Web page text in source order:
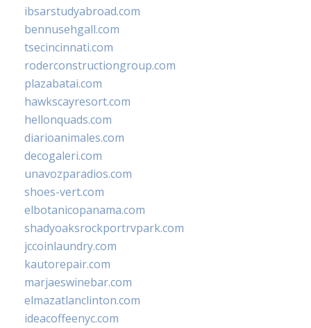
ibsarstudyabroad.com
bennusehgall.com
tsecincinnati.com
roderconstructiongroup.com
plazabatai.com
hawkscayresort.com
hellonquads.com
diarioanimales.com
decogaleri.com
unavozparadios.com
shoes-vert.com
elbotanicopanama.com
shadyoaksrockportrvpark.com
jccoinlaundry.com
kautorepair.com
marjaeswinebar.com
elmazatlanclinton.com
ideacoffeenyc.com